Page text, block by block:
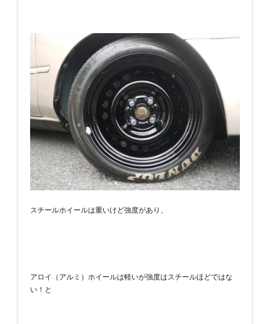
スチールホイールは重いけど強度があり、
アロイ（アルミ）ホイールは軽いが強度はスチールほどではな
い！と